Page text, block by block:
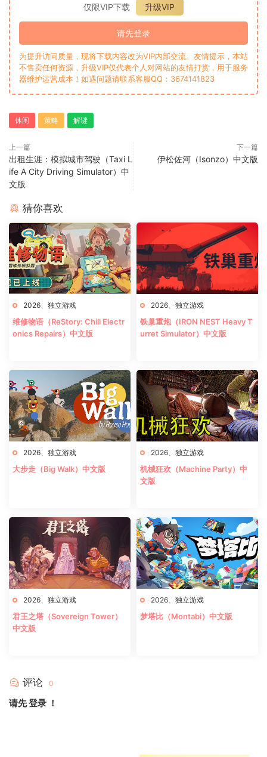
仅限VIP下载
升级VIP
请先登录
为提升访问质量，现将下载内容改为VIP内部交流。友情提示，本站
不售卖任何资源，升级VIP仅代表个人对网站的友情打赏，用于服务
器维护运营成本！如遇问题请联系客服QQ：3674141823
休闲 策略 解谜
上一篇
出租生涯：模拟城市驾驶（Taxi L
ife A City Driving Simulator）中
文版
下一篇
伊松佐河（Isonzo）中文版
猜你喜欢
2026 独立游戏
维修物语（ReStory: Chill Electr
onics Repairs）中文版
2026 独立游戏
铁巢重炮（IRON NEST Heavy T
urret Simulator）中文版
2026 独立游戏
大步走（Big Walk）中文版
2026 独立游戏
机械狂欢（Machine Party）中
文版
2026 独立游戏
君王之塔（Sovereign Tower）
中文版
2026 独立游戏
梦塔比（Montabi）中文版
评论 0
请先登录 ！